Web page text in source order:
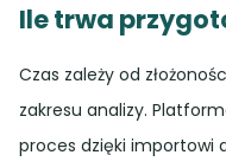
Ile trwa
Czas zależy od
zakresu analizy.
proces dzięki importowi